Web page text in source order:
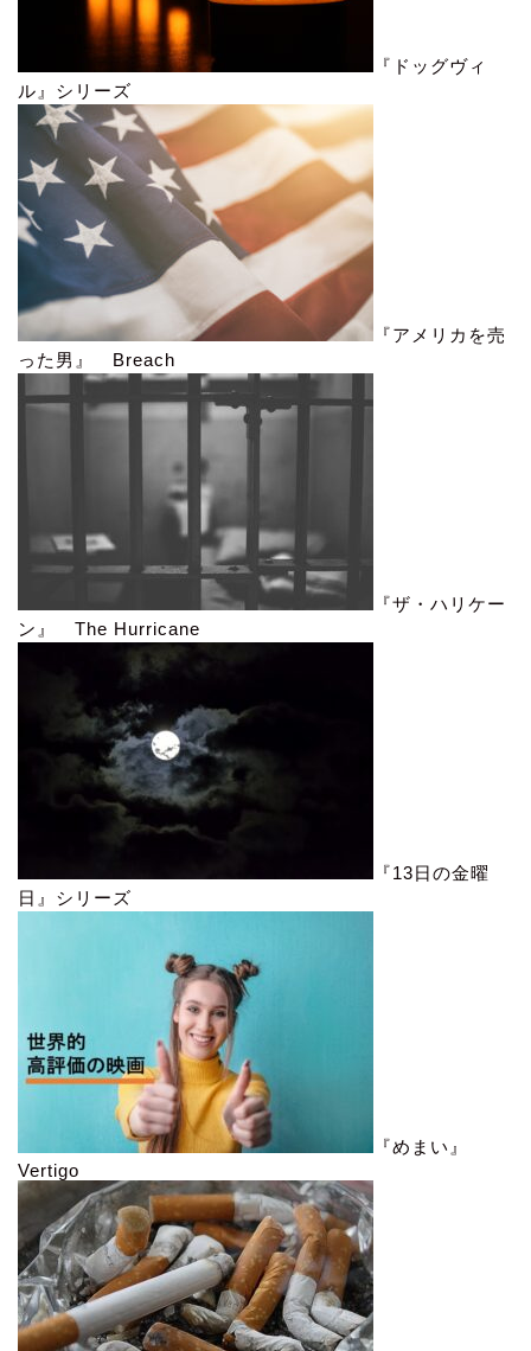
『ドッグヴィ
ル』シリーズ
『アメリカを売
った男』 Breach
『ザ・ハリケー
ン』 The Hurricane
『13日の金曜
日』シリーズ
『めまい』
Vertigo